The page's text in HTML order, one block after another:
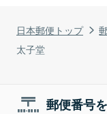
日本郵便トップ
太子堂
郵便番号